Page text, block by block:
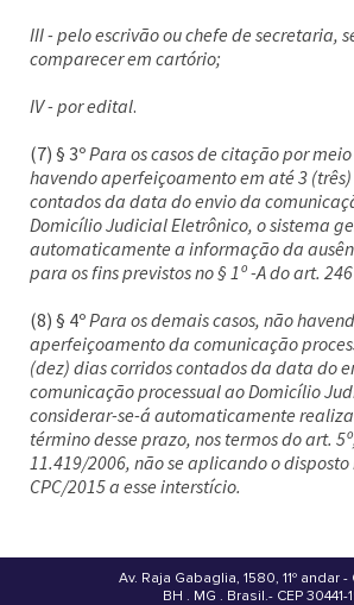
III - pelo escrivão ou chefe de secretaria,
comparecer em cartório;
IV - por edital.
(7) § 3ºPara os casos de citação por
havendo aperfeiçoamento em até 3
contados da data do envio da
Domicílio Judicial Eletrônico, o sistema
automaticamente a informação da
para os fins previstos no § 1º -A do art.
(8) § 4ºPara os demais casos, não
aperfeiçoamento da comunicação
(dez) dias corridos contados da data do
comunicação processual ao Domicílio
considerar-se-á automaticamente
término desse prazo, nos termos do art.
11.419/2006, não se aplicando o
CPC/2015 a esse interstício.
Av. Raja Gabaglia, 1580, 11º andar
.
BH . MG . Brasil - CEP 30441-